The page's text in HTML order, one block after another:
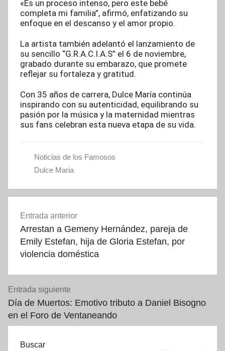
«Es un proceso intenso, pero este bebé
completa mi familia”, afirmó, enfatizando su
enfoque en el descanso y el amor propio.
La artista también adelantó el lanzamiento de
su sencillo “G.R.A.C.I.A.S” el 6 de noviembre,
grabado durante su embarazo, que promete
reflejar su fortaleza y gratitud.
Con 35 años de carrera, Dulce María continúa
inspirando con su autenticidad, equilibrando su
pasión por la música y la maternidad mientras
sus fans celebran esta nueva etapa de su vida.
Noticias de los Famosos
Dulce Maria
de
entradas
Entrada anterior
Arrestan a Gemeny Hernández, pareja de
Emily Estefan, hija de Gloria Estefan, por
violencia doméstica
Entrada siguiente
Día de Muertos: Emotivo tributo a Daniel Bisogno
en el Foro de Ventaneando
Buscar